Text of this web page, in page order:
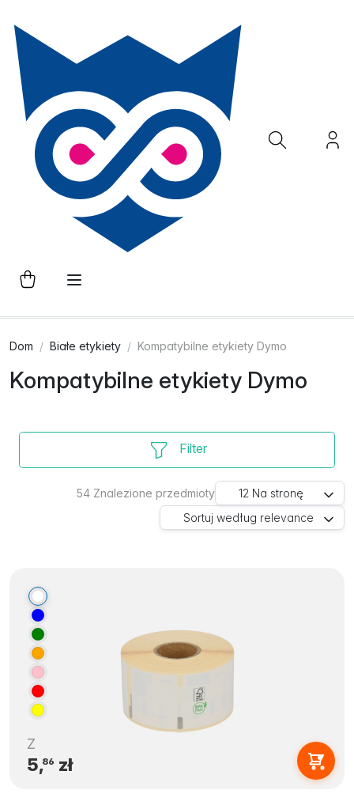
Dom Białe etykiety Kompatybilne etykiety Dymo
Kompatybilne etykiety Dymo
Filter
54 Znalezione przedmioty 12 Na stronę
Sortuj według relevance
Z
5,86 zł